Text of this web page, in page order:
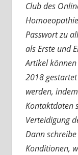
Club des
Passwort zu
als Erste und
Artikel
2018
werden,
Kontaktdaten
Verteidigung
Dann
Konditionen,